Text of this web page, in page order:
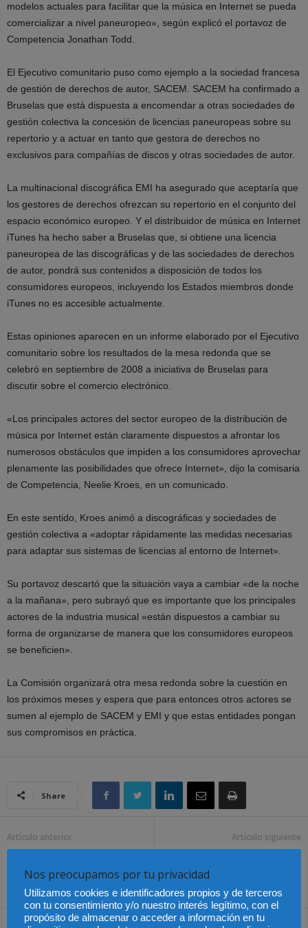
modelos actuales para facilitar que la música en Internet se pueda
comercializar a nivel paneuropeo», según explicó el portavoz de
Competencia Jonathan Todd.
El Ejecutivo comunitario puso como ejemplo a la sociedad francesa
de gestión de derechos de autor, SACEM. SACEM ha confirmado a
Bruselas que está dispuesta a encomendar a otras sociedades de
gestión colectiva la concesión de licencias paneuropeas sobre su
repertorio y a actuar en tanto que gestora de derechos no
exclusivos para compañías de discos y otras sociedades de autor.
La multinacional discográfica EMI ha asegurado que aceptaría que
los gestores de derechos ofrezcan su repertorio en el conjunto del
espacio económico europeo. Y el distribuidor de música en Internet
iTunes ha hecho saber a Bruselas que, si obtiene una licencia
paneuropea de las discográficas y de las sociedades de derechos
de autor, pondrá sus contenidos a disposición de todos los
consumidores europeos, incluyendo los Estados miembros donde
iTunes no es accesible actualmente.
Estas opiniones aparecen en un informe elaborado por el Ejecutivo
comunitario sobre los resultados de la mesa redonda que se
celebró en septiembre de 2008 a iniciativa de Bruselas para
discutir sobre el comercio electrónico.
«Los principales actores del sector europeo de la distribución de
música por Internet están claramente dispuestos a afrontar los
numerosos obstáculos que impiden a los consumidores aprovechar
plenamente las posibilidades que ofrece Internet», dijo la comisaria
de Competencia, Neelie Kroes, en un comunicado.
En este sentido, Kroes animó a discográficas y sociedades de
gestión colectiva a «adoptar rápidamente las medidas necesarias
para adaptar sus sistemas de licencias al entorno de Internet».
Su portavoz descartó que la situación vaya a cambiar «de la noche
a la mañana», pero subrayó que es importante que los principales
actores de la industria musical «están dispuestos a cambiar su
forma de organizarse de manera que los consumidores europeos
se beneficien».
La Comisión organizará otra mesa redonda sobre la cuestión en
los próximos meses y espera que para entonces otros actores se
sumen al ejemplo de SACEM y EMI y que estas entidades pongan
sus compromisos en práctica.
Share
Artículo anterior
la Ley Concursal
Artículo siguiente
procesados por presunto
Nos preocupamos por tu privacidad
Utilizamos cookies e identificadores propios y de terceros
con tu consentimiento y/o nuestro interés legítimo, con el
propósito de almacenar o acceder a información en tu